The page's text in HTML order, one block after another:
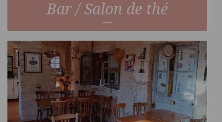
Bar / Salon de thé